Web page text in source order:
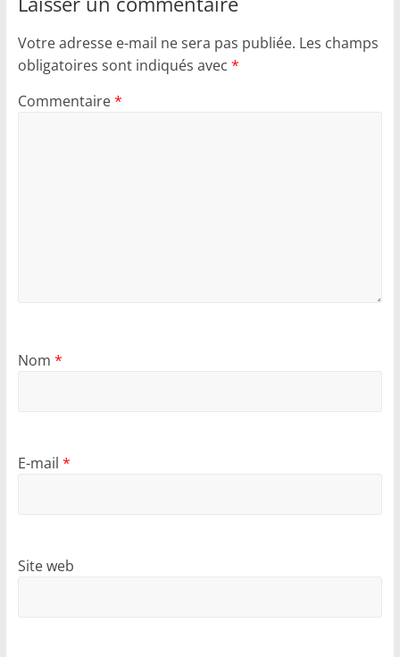
Votre adresse e-mail ne sera pas publiée. Les champs
obligatoires sont indiqués avec *
Commentaire*
Nom *
E-mail *
Site web